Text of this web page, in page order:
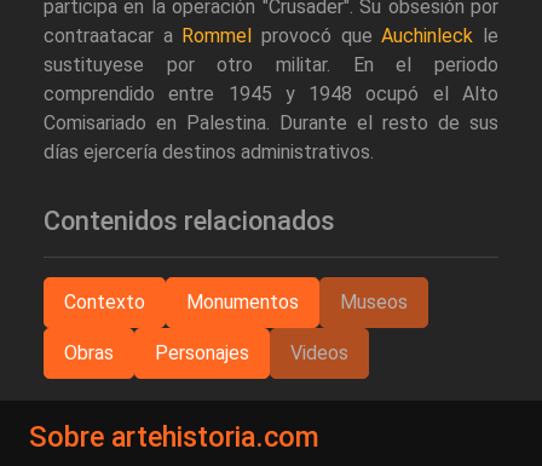
participa en la operación "Crusader". Su obsesión por
contraatacar a Rommel provocó queAuchinleck le
sustituyese por otro militar. En el periodo
comprendido entre 1945 y 1948 ocupó el Alto
Comisariado en Palestina. Durante el resto de sus
días ejercería destinos administrativos.
Contenidos relacionados
Contexto Monumentos Museos
Obras Personajes Videos
Sobre artehistoria.com